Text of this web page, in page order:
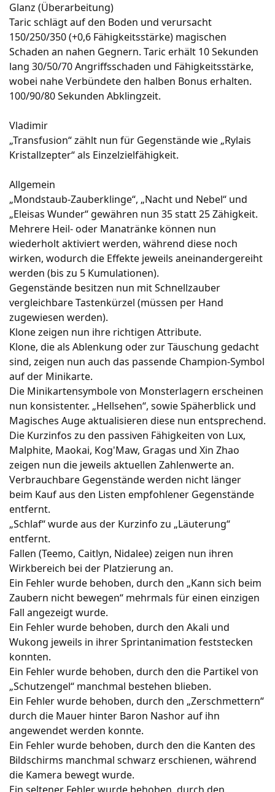
Glanz (Überarbeitung)
Taric schlägt auf den Boden und verursacht
150/250/350 (+0,6 Fähigkeitsstärke) magischen
Schaden an nahen Gegnern. Taric erhält 10 Sekunden
lang 30/50/70 Angriffsschaden und Fähigkeitsstärke,
wobei nahe Verbündete den halben Bonus erhalten.
100/90/80 Sekunden Abklingzeit.
Vladimir
„Transfusion“ zählt nun für Gegenstände wie „Rylais
Kristallzepter“ als Einzelzielfähigkeit.
Allgemein
„Mondstaub-Zauberklinge“, „Nacht und Nebel“ und
„Eleisas Wunder“ gewähren nun 35 statt 25 Zähigkeit.
Mehrere Heil- oder Manatränke können nun
wiederholt aktiviert werden, während diese noch
wirken, wodurch die Effekte jeweils aneinandergereiht
werden (bis zu 5 Kumulationen).
Gegenstände besitzen nun mit Schnellzauber
vergleichbare Tastenkürzel (müssen per Hand
zugewiesen werden).
Klone zeigen nun ihre richtigen Attribute.
Klone, die als Ablenkung oder zur Täuschung gedacht
sind, zeigen nun auch das passende Champion-Symbol
auf der Minikarte.
Die Minikartensymbole von Monsterlagern erscheinen
nun konsistenter. „Hellsehen“, sowie Späherblick und
Magisches Auge aktualisieren diese nun entsprechend.
Die Kurzinfos zu den passiven Fähigkeiten von Lux,
Malphite, Maokai, Kog'Maw, Gragas und Xin Zhao
zeigen nun die jeweils aktuellen Zahlenwerte an.
Verbrauchbare Gegenstände werden nicht länger
beim Kauf aus den Listen empfohlener Gegenstände
entfernt.
„Schlaf“ wurde aus der Kurzinfo zu „Läuterung“
entfernt.
Fallen (Teemo, Caitlyn, Nidalee) zeigen nun ihren
Wirkbereich bei der Platzierung an.
Ein Fehler wurde behoben, durch den „Kann sich beim
Zaubern nicht bewegen“ mehrmals für einen einzigen
Fall angezeigt wurde.
Ein Fehler wurde behoben, durch den Akali und
Wukong jeweils in ihrer Sprintanimation feststecken
konnten.
Ein Fehler wurde behoben, durch den die Partikel von
„Schutzengel“ manchmal bestehen blieben.
Ein Fehler wurde behoben, durch den „Zerschmettern“
durch die Mauer hinter Baron Nashor auf ihn
angewendet werden konnte.
Ein Fehler wurde behoben, durch den die Kanten des
Bildschirms manchmal schwarz erschienen, während
die Kamera bewegt wurde.